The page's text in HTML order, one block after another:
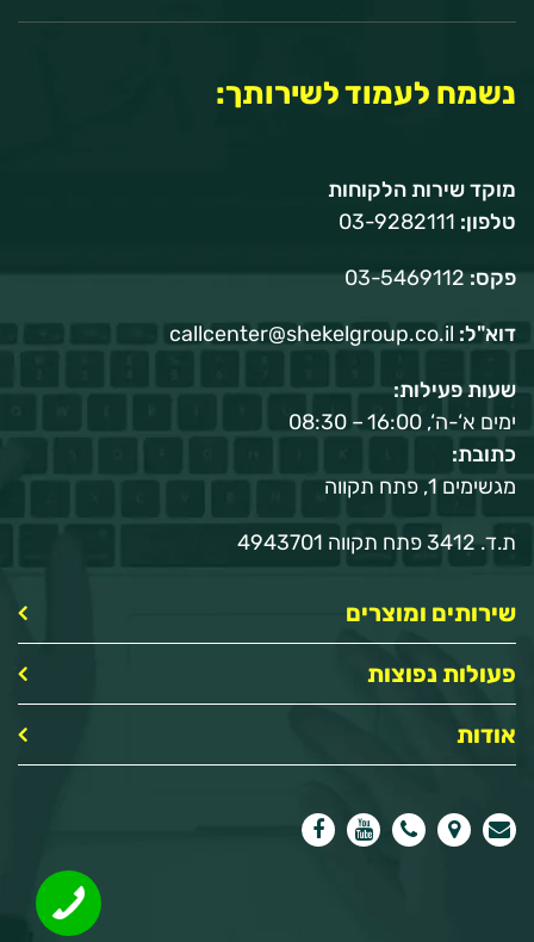
נשמח לעמוד לשירותך:
מוקד שירות הלקוחות
טלפון:
פקס:
דוא"ל: callcenter@shekelgroup.co.il
שעות פעילות:
ימים א‘-ה‘, 16:00 – 08:30
כתובת:
מגשימים 1, פתח תקווה
ת.ד. 3412 פתח תקווה 4943701
שירותים ומוצרים
פעולות נפוצות
אודות